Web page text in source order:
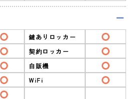
鍵ありロッカー
契約ロッカー
自販機
WiFi